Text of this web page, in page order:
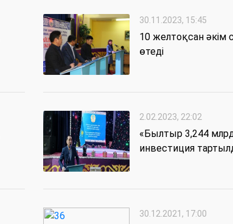
30.11.2023, 15:45
10 желтоқсан әкім
өтеді
2.02.2023, 22:02
«Былтыр 3,244
инвестиция
30.12.2021, 17:00